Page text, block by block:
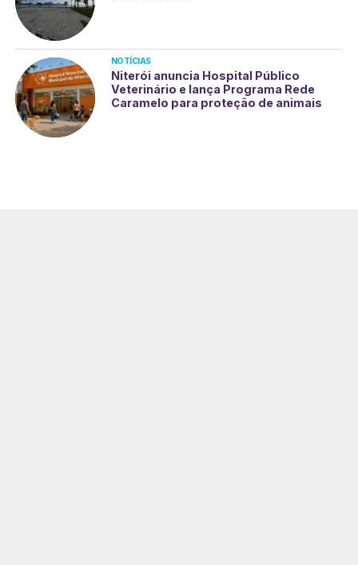
NOTÍCIAS
Niterói anuncia Hospital Público
Veterinário e lança Programa Rede
Caramelo para proteção de animais